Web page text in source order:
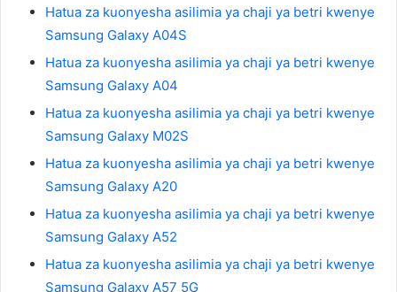
Hatua za kuonyesha asilimia ya chaji ya betri kwenye
Samsung Galaxy A04S
Hatua za kuonyesha asilimia ya chaji ya betri kwenye
Samsung Galaxy A04
Hatua za kuonyesha asilimia ya chaji ya betri kwenye
Samsung Galaxy M02S
Hatua za kuonyesha asilimia ya chaji ya betri kwenye
Samsung Galaxy A20
Hatua za kuonyesha asilimia ya chaji ya betri kwenye
Samsung Galaxy A52
Hatua za kuonyesha asilimia ya chaji ya betri kwenye
Samsung Galaxy A57 5G